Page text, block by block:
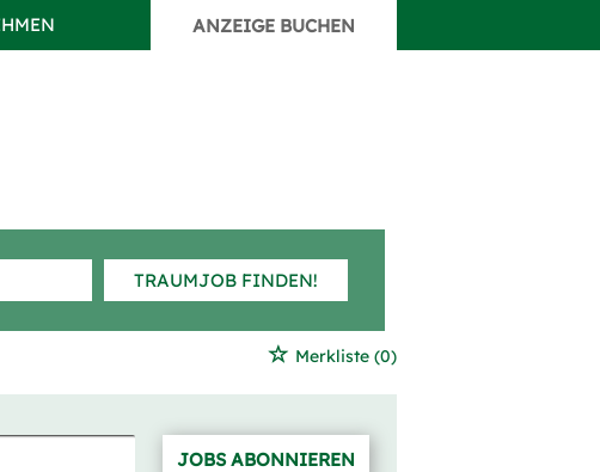
ANZEIGE BUCHEN
TRAUMJOB FINDEN!
Merkliste (0)
JOBS ABONNIEREN